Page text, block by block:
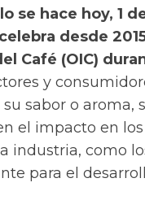
se hace hoy, 1
desde
Café (OIC)
y
sabor o aroma,
el impacto en
industria, como
para el